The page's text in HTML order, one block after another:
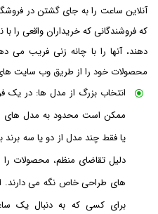
آنلاین ساعت را به جای گشتن در
که فروشندگانی که خریداران واقعی را
دهند، آنها را با چانه زنی فریب می
محصولات خود را از طریق وب سایت
انتخاب بزرگ از مدل ها: در یک
ممکن است محدود به مدل
یا فقط چند مدل از دو یا سه
دلیل تقاضای منظم، محصولات
های طراحی خاص نگه می دارند.
برای کسی که به دنبال یک